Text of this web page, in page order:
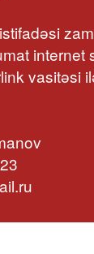
internet
vasitəsi